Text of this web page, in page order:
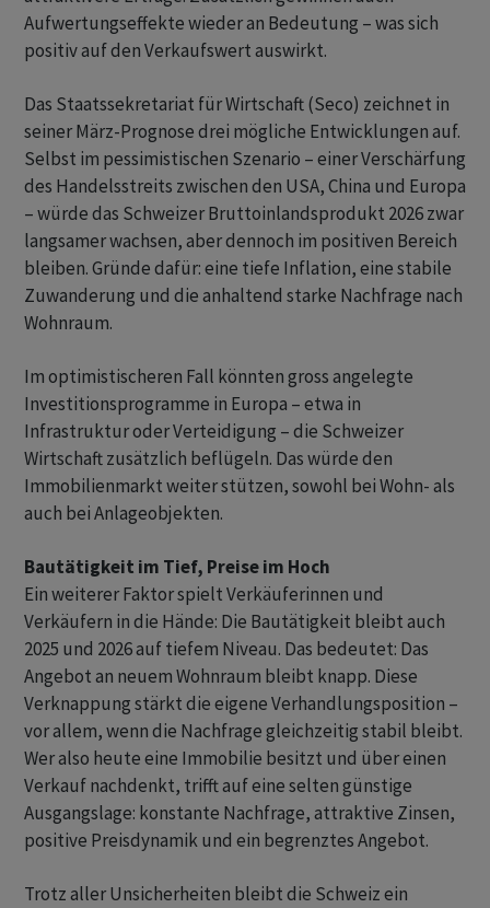
Aufwertungseffekte wieder an Bedeutung – was sich
positiv auf den Verkaufswert auswirkt.
Das Staatssekretariat für Wirtschaft (Seco) zeichnet in
seiner März-Prognose drei mögliche Entwicklungen auf.
Selbst im pessimistischen Szenario – einer Verschärfung
des Handelsstreits zwischen den USA, China und Europa
– würde das Schweizer Bruttoinlandsprodukt 2026 zwar
langsamer wachsen, aber dennoch im positiven Bereich
bleiben. Gründe dafür: eine tiefe Inflation, eine stabile
Zuwanderung und die anhaltend starke Nachfrage nach
Wohnraum.
Im optimistischeren Fall könnten gross angelegte
Investitionsprogramme in Europa – etwa in
Infrastruktur oder Verteidigung – die Schweizer
Wirtschaft zusätzlich beflügeln. Das würde den
Immobilienmarkt weiter stützen, sowohl bei Wohn- als
auch bei Anlageobjekten.
Bautätigkeit im Tief, Preise im Hoch
Ein weiterer Faktor spielt Verkäuferinnen und
Verkäufern in die Hände: Die Bautätigkeit bleibt auch
2025 und 2026 auf tiefem Niveau. Das bedeutet: Das
Angebot an neuem Wohnraum bleibt knapp. Diese
Verknappung stärkt die eigene Verhandlungsposition –
vor allem, wenn die Nachfrage gleichzeitig stabil bleibt.
Wer also heute eine Immobilie besitzt und über einen
Verkauf nachdenkt, trifft auf eine selten günstige
Ausgangslage: konstante Nachfrage, attraktive Zinsen,
positive Preisdynamik und ein begrenztes Angebot.
Trotz aller Unsicherheiten bleibt die Schweiz ein